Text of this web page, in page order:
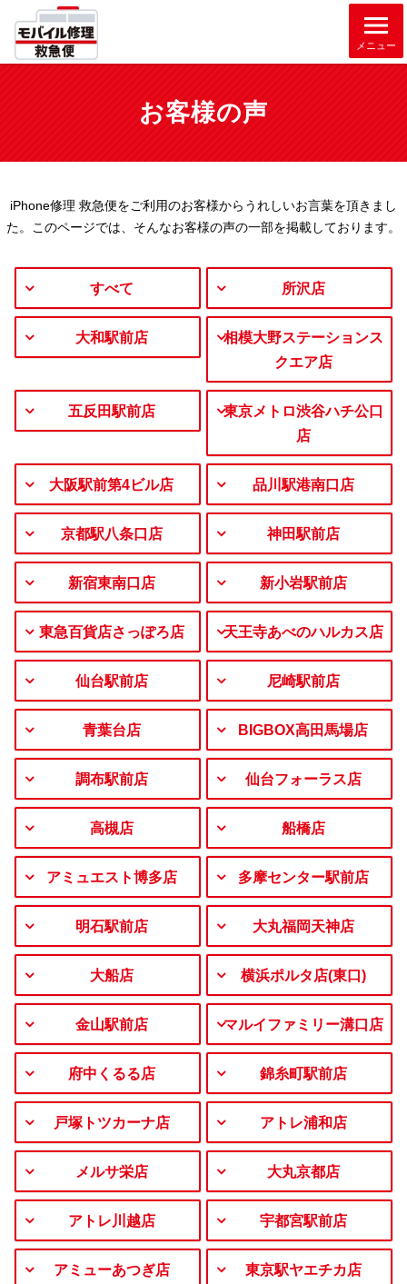
メニュー
お客様の声
iPhone修理 救急便をご利用のお客様からうれしいお言葉を頂きまし
た。
このページでは、そんなお客様の声の一部を掲載しております。
すべて 所沢店
大和駅前店
相模大野ステーションス
クエア店
五反田駅前店
東京メトロ渋谷ハチ公口
店
大阪駅前第4ビル店 品川駅港南口店
京都駅八条口店 神田駅前店
新宿東南口店 新小岩駅前店
東急百貨店さっぽろ店 天王寺あべのハルカス店
仙台駅前店 尼崎駅前店
青葉台店 BIGBOX高田馬場店
調布駅前店 仙台フォーラス店
高槻店 船橋店
アミュエスト博多店 多摩センター駅前店
明石駅前店 大丸福岡天神店
大船店 横浜ポルタ店(東口)
金山駅前店 マルイファミリー溝口店
府中くるる店 錦糸町駅前店
戸塚トツカーナ店 アトレ浦和店
メルサ栄店 大丸京都店
アトレ川越店 宇都宮駅前店
アミューあつぎ店 東京駅ヤエチカ店